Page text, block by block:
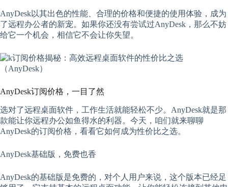
AnyDesk以其出色的性能、合理的价格和便捷的使用体验，成为
了远程办公者的新宠。如果你还没有尝试过AnyDesk，那么不妨
给它一个机会，相信它不会让你失望。
AnyDesk订阅价格，一目了然
选对了远程桌面软件，工作生活就能轻松不少。AnyDesk就是那
款能让你远程办公如鱼得水的利器。今天，咱们就来聊聊
AnyDesk的订阅价格，看看它如何成为性价比之选。
AnyDesk基础版，免费也香
AnyDesk的基础版是免费的，对个人用户来说，这个版本已经足